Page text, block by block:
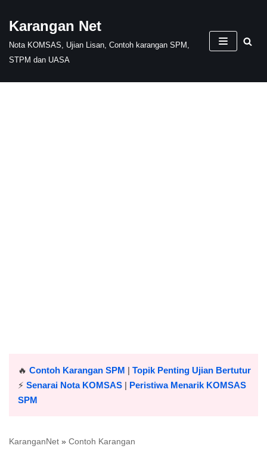
Skip
to
content
Karangan Net
Nota KOMSAS, Ujian Lisan, Contoh karangan SPM,
STPM dan UASA
🔥 Contoh Karangan SPM | Topik Penting Ujian Bertutur
⚡️ Senarai Nota KOMSAS | Peristiwa Menarik KOMSAS
SPM
KaranganNet » Contoh Karangan